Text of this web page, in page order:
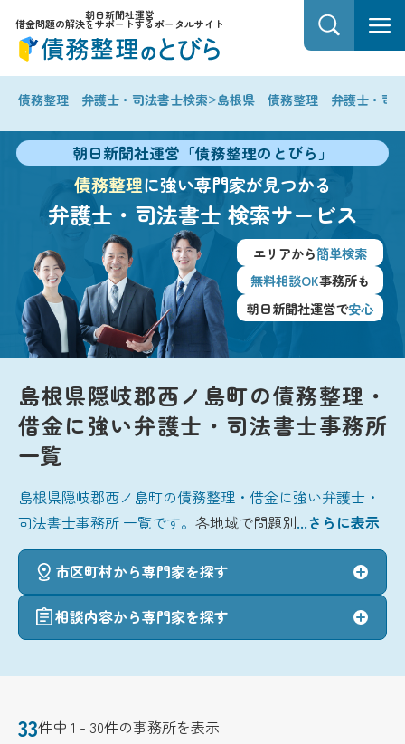
朝日新聞社運営
借金問題の解決をサポートするポータルサイト
債務整理 弁護士・司法書士検索>島根県 債務整理 弁護士・司
朝日新聞社運営「債務整理のとびら」
債務整理に強い専門家が見つかる
弁護士・司法書士 検索サービス
エリアから簡単検索
無料相談OK事務所も
朝日新聞社運営で安心
島根県隠岐郡西ノ島町の債務整理・
借金に強い弁護士・司法書士事務所
一覧
島根県隠岐郡西ノ島町の債務整理・借金に強い弁護士・
司法書士事務所 一覧です。各地域で問題別...さらに表示
市区町村から専門家を探す
相談内容から専門家を探す
33件中 1 - 30件の事務所を表示